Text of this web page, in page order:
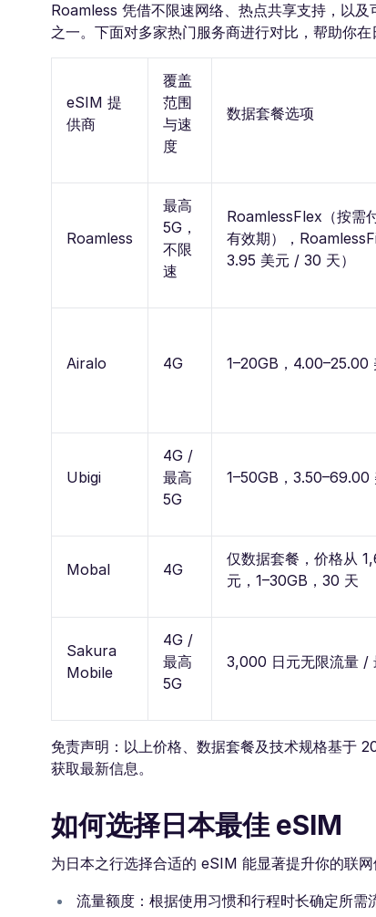
Roamless 凭借不限速网络、热点共享支持，以
之一。下面对多家热门服务商进行对比，帮助你
eSIM 提
供商
覆盖
范围
与速
度
数据套餐选项
Roamless
最高
5G，
不限
速
RoamlessFlex（按需
有效期），
3.95 美元 / 30 天）
Airalo 4G 1–20GB，4.00–25.00
Ubigi
4G /
最高
5G
1–50GB，3.50–69.00
Mobal 4G
仅数据套餐，价格从
元，1–30GB，30 天
Sakura
Mobile
4G /
最高
5G
3,000 日元无限流量 /
免责声明：以上价格、数据套餐及技术规格基于
获取最新信息。
如何选择日本最佳 eSIM
为日本之行选择合适的 eSIM 能显著提升你的联
流量额度：根据使用习惯和行程时长确定所需